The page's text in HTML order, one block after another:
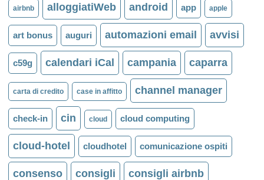
airbnb alloggiatiWeb android app apple
art bonus auguri automazioni email avvisi
c59g calendari iCal campania caparra
carta di credito case in affitto channel manager
check-in cin cloud cloud computing
cloud-hotel cloudhotel comunicazione ospiti
consenso consigli consigli airbnb